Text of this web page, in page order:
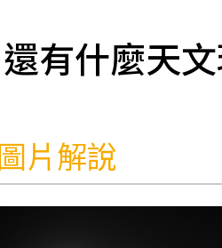
還有什麼天
圖片解說